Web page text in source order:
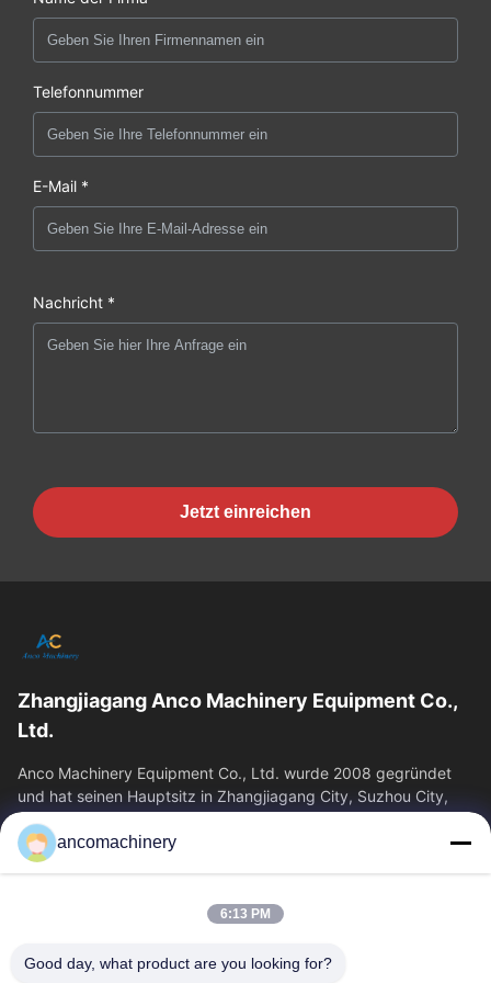
Telefonnummer
E-Mail *
Nachricht *
Jetzt einreichen
Zhangjiagang Anco Machinery Equipment Co.,
Ltd.
Anco Machinery Equipment Co., Ltd. wurde 2008 gegründet
und hat seinen Hauptsitz in Zhangjiagang City, Suzhou City,
Provinz Jiangsu. Es ist ein...
Schnelllinks
Über Uns
Fabrik Tour
Qualitätskontrolle
ancomachinery
6:13 PM
Good day, what product are you looking for?